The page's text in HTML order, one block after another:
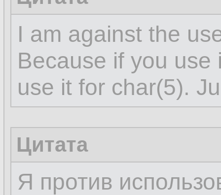
I am against the
Because if you
use it for char(5).
Цитата
Я против